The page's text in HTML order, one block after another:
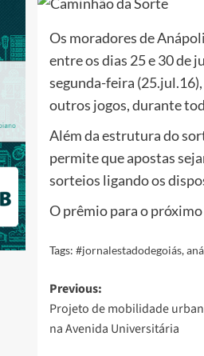
Os moradores de
entre os dias 25 e 30 de
segunda-feira
outros jogos, durante
Além da estrutura do
permite que apostas
sorteios ligando os
O prêmio para o
Tags: #jornalestadodegoiás,
Post
navigation
Previous:
Projeto de mobilidade
na Avenida Universitária